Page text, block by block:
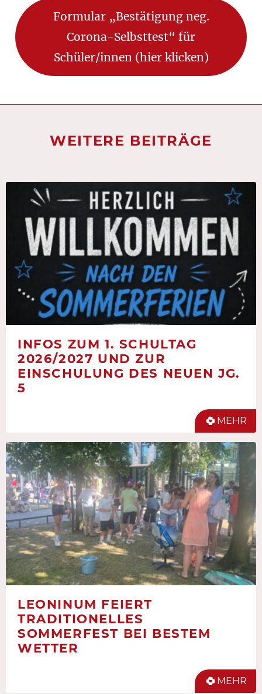
Formular „Bestätigung neg.
Corona-Selbsttest“ für
Schüler/innen (hier klicken)
WEITERE BEITRÄGE
INFOS ZUM 1. SCHULTAG
2026/2027 UND ZUR
EINSCHULUNG DES NEUEN JG.
5
MEHR
LEONINUM FEIERT
TRADITIONELLES
SOMMERFEST BEI BESTEM
WETTER
MEHR